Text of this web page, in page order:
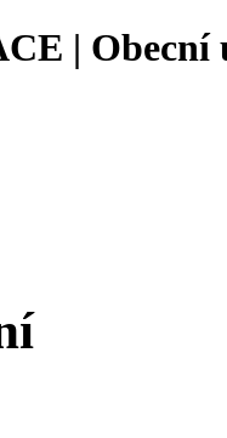
| Obecní